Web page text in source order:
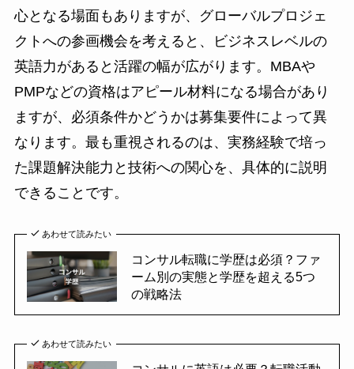
心となる場面もありますが、グローバルプロジェ
クトへの参画機会を考えると、ビジネスレベルの
英語力があると活躍の幅が広がります。MBAや
PMPなどの資格はアピール材料になる場合があり
ますが、必須条件かどうかは募集要件によって異
なります。最も重視されるのは、実務経験で培っ
た課題解決能力と技術への関心を、具体的に説明
できることです。
あわせて読みたい
コンサル転職に学歴は必須？ファ
ーム別の実態と学歴を超える5つ
の戦略法
あわせて読みたい